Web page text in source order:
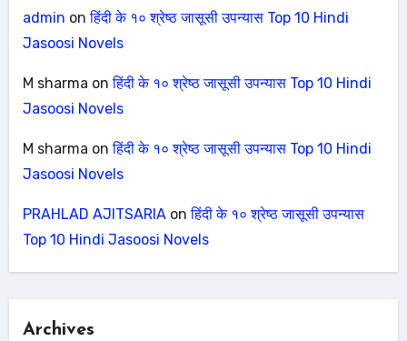
admin onहिंदी के १० श्रेष्ठ जासूसी उपन्यास Top 10 Hindi
Jasoosi Novels
M sharma onहिंदी के १० श्रेष्ठ जासूसी उपन्यास Top 10 Hindi
Jasoosi Novels
M sharma onहिंदी के १० श्रेष्ठ जासूसी उपन्यास Top 10 Hindi
Jasoosi Novels
PRAHLAD AJITSARIAonहिंदी के १० श्रेष्ठ जासूसी उपन्यास
Top 10 Hindi Jasoosi Novels
Archives